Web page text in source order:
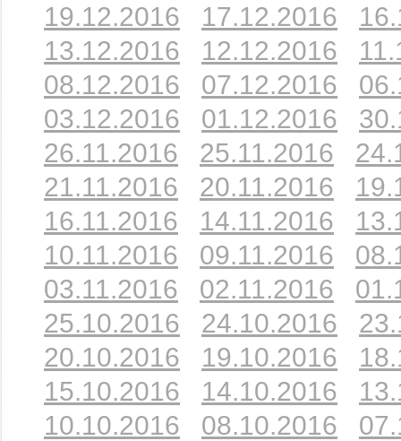
19.12.2016
17.12.2016
13.12.2016
12.12.2016
08.12.2016
07.12.2016
03.12.2016
01.12.2016
26.11.2016
25.11.2016
21.11.2016
20.11.2016
16.11.2016
14.11.2016
10.11.2016
09.11.2016
03.11.2016
02.11.2016
25.10.2016
24.10.2016
20.10.2016
19.10.2016
15.10.2016
14.10.2016
10.10.2016
08.10.2016